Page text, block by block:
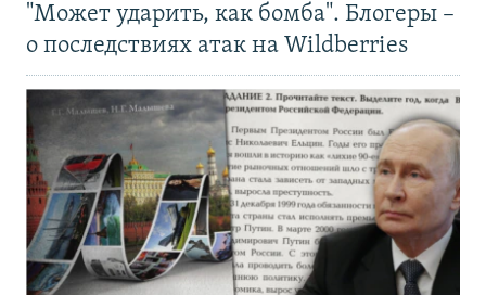
"Может ударить, как бомба". Блогеры –
о последствиях атак на Wildberries